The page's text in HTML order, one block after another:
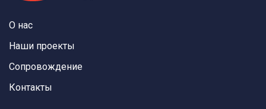
О нас
Наши проекты
Сопровождение
Контакты